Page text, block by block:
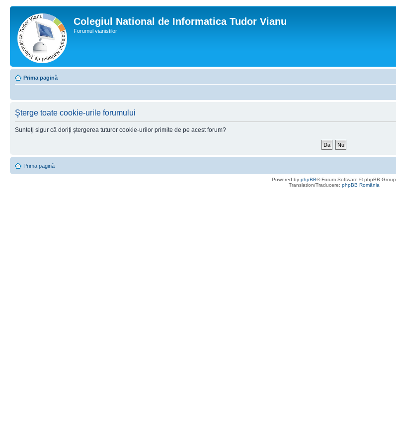
Colegiul National de Informatica Tudor Vianu
Forumul vianistilor
Prima pagină
Şterge toate cookie-urile forumului
Sunteţi sigur că doriţi ştergerea tuturor cookie-urilor primite de pe acest forum?
Prima pagină
Powered by phpBB® Forum Software © phpBB Group
Translation/Traducere: phpBB România